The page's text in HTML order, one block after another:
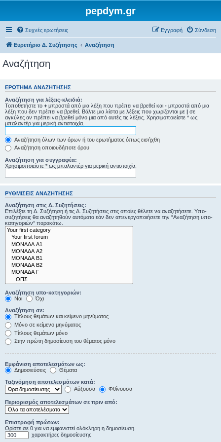
pepdym.gr
Συχνές ερωτήσεις Σύνδεση
Εγγραφή
Ευρετήριο Δ. Συζήτησης Αναζήτηση
Αναζήτηση
ΕΡΏΤΗΜΑ ΑΝΑΖΉΤΗΣΗΣ
Αναζήτηση για λέξεις-κλειδιά:
Τοποθετήστε το + μπροστά από μια λέξη που πρέπει να βρεθεί και - μπροστά από μια
λέξη που δεν πρέπει να βρεθεί. Βάλτε μια λίστα με λέξεις που χωρίζονται με | σε
αγκύλες αν πρέπει να βρεθεί μόνο μια από αυτές τις λέξεις. Χρησιμοποιείστε * ως
μπαλαντέρ για μερική αντιστοιχία.
Αναζήτηση όλων των όρων ή του ερωτήματος όπως εισήχθη
Αναζήτηση οποιουδήποτε όρου
Αναζήτηση για συγγραφέα:
Χρησιμοποιείστε * ως μπαλαντέρ για μερική αντιστοιχία.
ΡΥΘΜΊΣΕΙΣ ΑΝΑΖΉΤΗΣΗΣ
Αναζήτηση στις Δ. Συζητήσεις:
Επιλέξτε τη Δ. Συζήτηση ή τις Δ. Συζητήσεις στις οποίες θέλετε να αναζητήσετε. Υπο-
συζητήσεις θα αναζητηθούν αυτόματα εάν δεν απενεργοποιήσετε την “Αναζήτηση υπο-
κατηγοριών“ παρακάτω.
Αναζήτηση υπο-κατηγοριών:
Ναι
Όχι
Αναζήτηση σε:
Τίτλους θεμάτων και κείμενο μηνύματος
Μόνο σε κείμενο μηνύματος
Τίτλους θεμάτων μόνο
Στην πρώτη δημοσίευση του θέματος μόνο
Εμφάνιση αποτελεσμάτων ως:
Δημοσιεύσεις
Θέματα
Ταξινόμηση αποτελεσμάτων κατά:
Αύξουσα
Φθίνουσα
Περιορισμός αποτελεσμάτων σε πριν από:
Επιστροφή πρώτων:
Ορίστε σε 0 για να εμφανιστεί ολόκληρη η δημοσίευση.
χαρακτήρες δημοσίευσης